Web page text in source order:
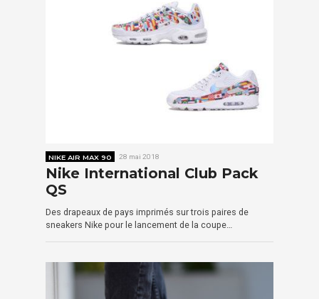
NIKE AIR MAX 90 28 mai 2018
Nike International Club Pack
QS
Des drapeaux de pays imprimés sur trois paires de
sneakers Nike pour le lancement de la coupe…